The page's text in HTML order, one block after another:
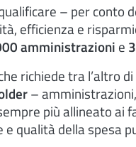
– per conto
efficienza e
amministrazioni e
richiede tra l’altro di
–
più allineato ai
e qualità della spesa